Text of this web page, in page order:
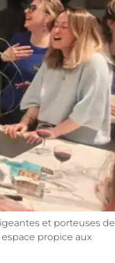
et porteuses de
espace propice aux